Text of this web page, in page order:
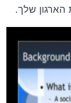
הארגון שלך.